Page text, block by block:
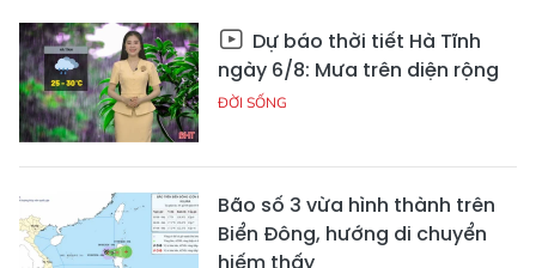
Dự báo thời tiết Hà Tĩnh
ngày 6/8: Mưa trên diện rộng
ĐỜI SỐNG
Bão số 3 vừa hình thành trên
Biển Đông, hướng di chuyển